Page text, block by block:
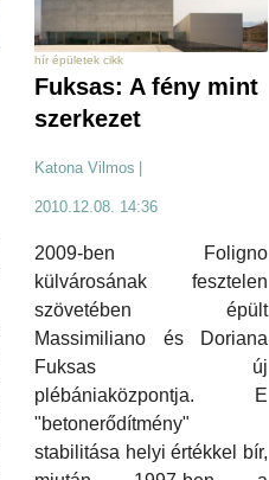
hír épületek cikk
Fuksas: A fény mint
szerkezet
Katona Vilmos
2010.12.08. 14:36
2009-ben Foligno
külvárosának fesztelen
szövetében épült
Massimiliano és Doriana
Fuksas új
plébániaközpontja. E
"betonerődítmény"
stabilitása helyi értékkel bír,